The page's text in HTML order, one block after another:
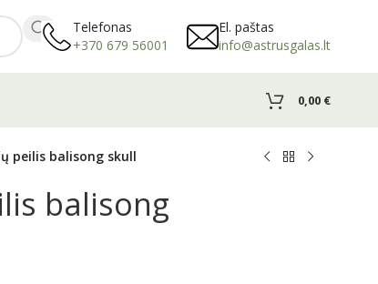
Telefonas
+370 679 56001
El. paštas
info@astrusgalas.lt
0,00 €
peilis balisong skull
balisong